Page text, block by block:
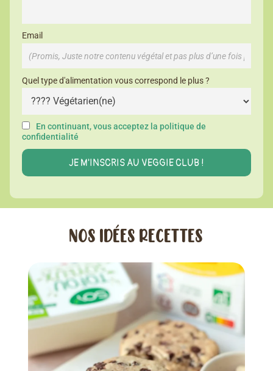
Email
Quel type d'alimentation vous correspond le plus ?
En continuant, vous acceptez la politique de
confidentialité
NOS IDÉES RECETTES